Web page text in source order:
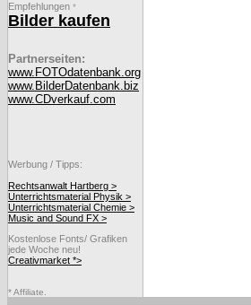
Empfehlungen *
Bilder kaufen
Partnerseiten:
www.FOTOdatenbank.org
www.BilderDatenbank.biz
www.CDverkauf.com
Werbung / Tipps:
Rechtsanwalt Hartberg >
Unterrichtsmaterial Physik >
Unterrichtsmaterial Chemie >
Music and Sound FX >
Kostenlose Fonts/ Grafiken
jede Woche neu!
Creativmarket *>
* Affiliate.